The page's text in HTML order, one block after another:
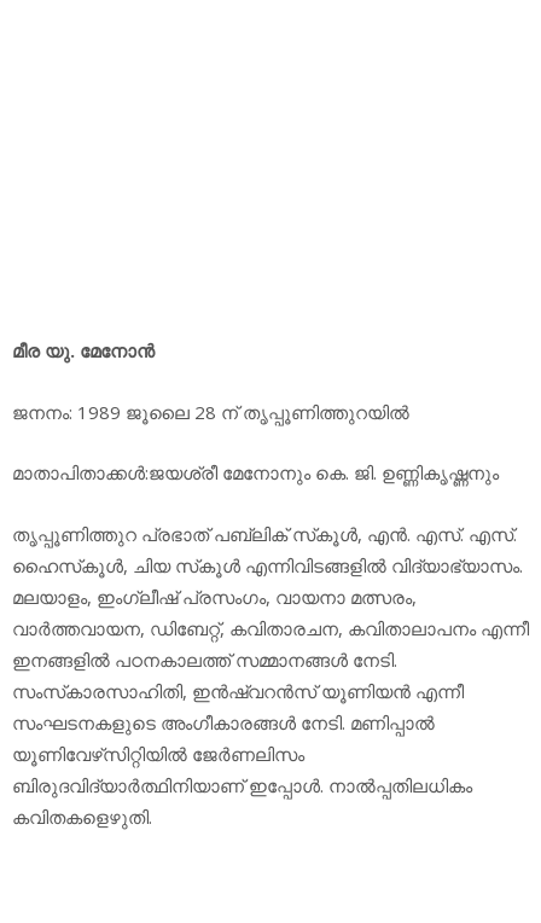
മീര യു. മേനോന്‍
ജനനം: 1989 ജൂലൈ 28 ന് തൃപ്പൂണിത്തുറയില്‍
മാതാപിതാക്കള്‍:ജയശ്രീ മേനോനും കെ. ജി. ഉണ്ണികൃഷ്ണനും
തൃപ്പൂണിത്തുറ പ്രഭാത് പബ്ലിക് സ്‌കൂള്‍, എന്‍. എസ്. എസ്.
ഹൈസ്‌കൂള്‍, ചിയ സ്‌കൂള്‍ എന്നിവിടങ്ങളില്‍ വിദ്യാഭ്യാസം.
മലയാളം, ഇംഗ്ലീഷ് പ്രസംഗം, വായനാ മത്സരം,
വാര്‍ത്തവായന, ഡിബേറ്റ്, കവിതാരചന, കവിതാലാപനം എന്നീ
ഇനങ്ങളില്‍ പഠനകാലത്ത് സമ്മാനങ്ങള്‍ നേടി.
സംസ്‌കാരസാഹിതി, ഇന്‍ഷ്വറന്‍സ് യൂണിയന്‍ എന്നീ
സംഘടനകളുടെ അംഗീകാരങ്ങള്‍ നേടി. മണിപ്പാല്‍
യൂണിവേഴ്‌സിറ്റിയില്‍ ജേര്‍ണലിസം
ബിരുദവിദ്യാര്‍ത്ഥിനിയാണ് ഇപ്പോള്‍. നാല്‍പ്പതിലധികം
കവിതകളെഴുതി.